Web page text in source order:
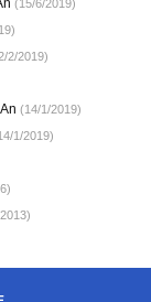
(15/6/2019)
2/2019)
(14/1/2019)
1/2019)